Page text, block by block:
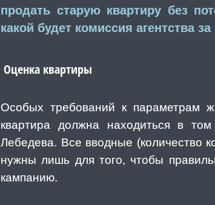
продать старую квартиру без
какой будет комиссия агентства
Оценка квартиры
Особых требований к параметрам
квартира должна находиться в
Лебедева. Все вводные (количество
нужны лишь для того, чтобы
кампанию.